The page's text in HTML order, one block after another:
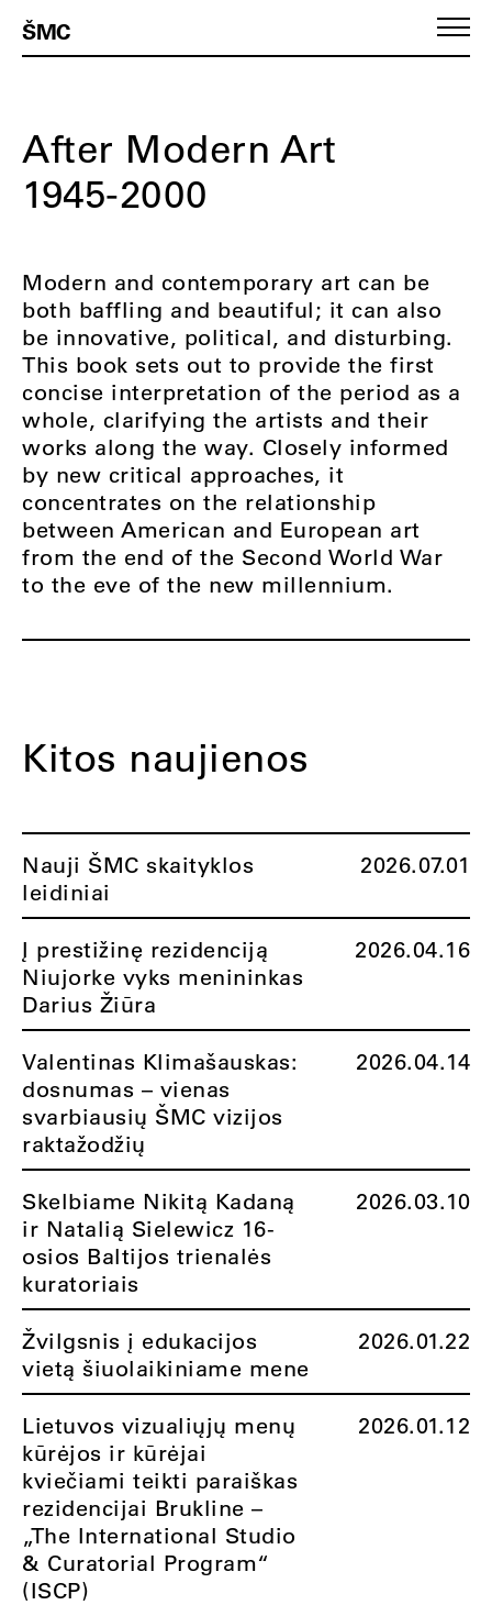
ŠMC
After Modern Art
1945-2000
Modern and contemporary art can be
both baffling and beautiful; it can also
be innovative, political, and disturbing.
This book sets out to provide the first
concise interpretation of the period as a
whole, clarifying the artists and their
works along the way. Closely informed
by new critical approaches, it
concentrates on the relationship
between American and European art
from the end of the Second World War
to the eve of the new millennium.
Kitos naujienos
Nauji ŠMC skaityklos
leidiniai
2026.07.01
Į prestižinę rezidenciją
Niujorke vyks menininkas
Darius Žiūra
2026.04.16
Valentinas Klimašauskas:
dosnumas – vienas
svarbiausių ŠMC vizijos
raktažodžių
2026.04.14
Skelbiame Nikitą Kadaną
ir Natalią Sielewicz 16-
osios Baltijos trienalės
kuratoriais
2026.03.10
Žvilgsnis į edukacijos
vietą šiuolaikiniame mene
2026.01.22
Lietuvos vizualiųjų menų
kūrėjos ir kūrėjai
kviečiami teikti paraiškas
rezidencijai Brukline –
„The International Studio
& Curatorial Program“
(ISCP)
2026.01.12